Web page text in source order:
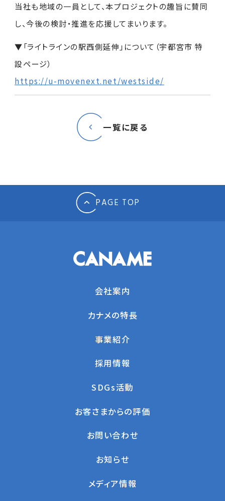
プライバシーポリシー
サイトポリシー
当社も地域の一員として、本プロジェクトの趣旨に賛同
し、今後の検討・推進を応援してまいります。
▼「ライトラインの駅西側延伸」について（宇都宮市 特
設ページ）
https://u-movenext.net/westside/
一覧に戻る
PAGE TOP
会社案内
カナメの特長
事業紹介
採用情報
SDGs活動
お客さまからの評価
お問い合わせ
お知らせ
メディア情報